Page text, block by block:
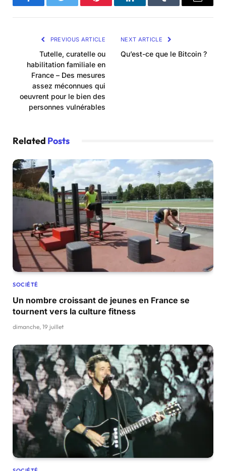
FacebookTwitter Pinterest LinkedInTumblr Email
PREVIOUS ARTICLE
Tutelle, curatelle ou
habilitation familiale en
France – Des mesures
assez méconnues qui
oeuvrent pour le bien des
personnes vulnérables
NEXT ARTICLE
Qu’est-ce que le Bitcoin ?
Related Posts
SOCIÉTÉ
Un nombre croissant de jeunes en France se
tournent vers la culture fitness
dimanche, 19 juillet